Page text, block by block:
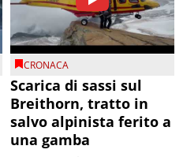
CRONACA
Scarica di sassi sul
Breithorn, tratto in
salvo alpinista ferito a
una gamba